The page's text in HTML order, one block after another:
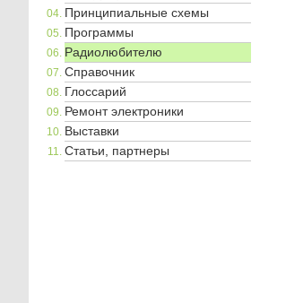
Принципиальные схемы
Программы
Радиолюбителю
Справочник
Глоссарий
Ремонт электроники
Выставки
Статьи, партнеры